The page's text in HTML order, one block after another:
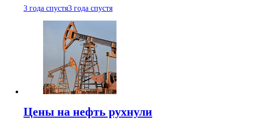
3 года спустя3 года спустя
Цены на нефть рухнули